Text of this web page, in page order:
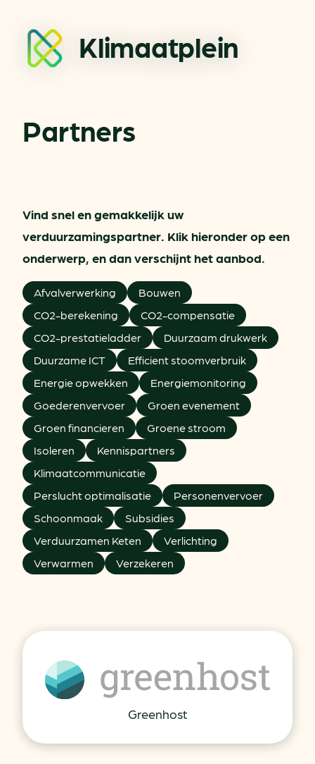
Klimaatplein
Partners
Vind snel en gemakkelijk uw
verduurzamingspartner. Klik hieronder op een
onderwerp, en dan verschijnt het aanbod.
Afvalverwerking
Bouwen
CO2-berekening
CO2-compensatie
CO2-prestatieladder
Duurzaam drukwerk
Duurzame ICT
Efficient stoomverbruik
Energie opwekken
Energiemonitoring
Goederenvervoer
Groen evenement
Groen financieren
Groene stroom
Isoleren
Kennispartners
Klimaatcommunicatie
Perslucht optimalisatie
Personenvervoer
Schoonmaak
Subsidies
Verduurzamen Keten
Verlichting
Verwarmen
Verzekeren
Greenhost